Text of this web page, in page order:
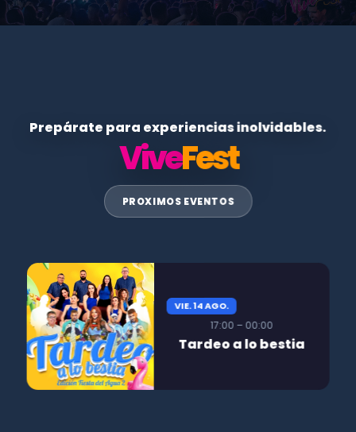
Prepárate para experiencias inolvidables.
ViveFest
PROXIMOS EVENTOS
VIE. 14 AGO.
17:00 – 00:00
Tardeo a lo bestia